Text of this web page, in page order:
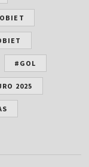
#GOL
2025